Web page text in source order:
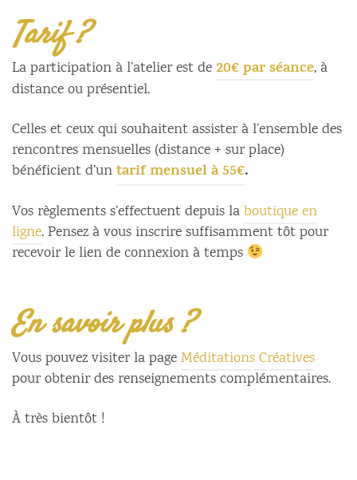
Tarif ?
La participation à l’atelier est de20€ par séance, à
distance ou présentiel.
Celles et ceux qui souhaitent assister à l’ensemble des
rencontres mensuelles (distance + sur place)
bénéficient d’untarif mensuel à 55€.
Vos règlements s’effectuent depuis laboutique en
ligne. Pensez à vous inscrire suffisamment tôt pour
recevoir le lien de connexion à temps
En savoir plus ?
Vous pouvez visiter la pageMéditations Créatives
pour obtenir des renseignements complémentaires.
À très bientôt !